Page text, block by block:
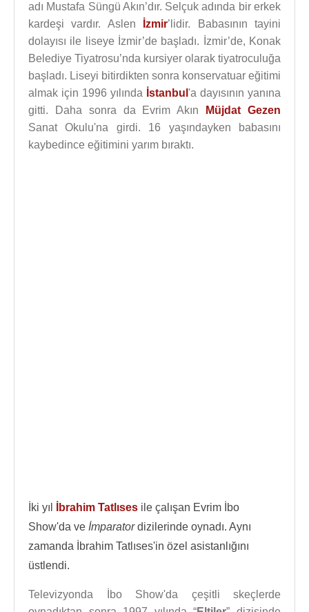
adı Mustafa Süngü Akın’dır. Selçuk adında bir erkek
kardeşi vardır. Aslen
İzmir’lidir. Babasının tayini
dolayısı ile liseye İzmir’de başladı. İzmir’de, Konak
Belediye Tiyatrosu’nda kursiyer olarak tiyatroculuğa
başladı. Liseyi bitirdikten sonra konservatuar eğitimi
almak için 1996 yılında İstanbul 'a dayısının yanına
gitti. Daha sonra da Evrim Akın
Müjdat Gezen
Sanat Okulu'na girdi. 16 yaşındayken babasını
kaybedince eğitimini yarım bıraktı.
İki yıl İbrahim Tatlıses ile çalışan Evrim İbo
Show'da ve İmparatordizilerinde oynadı. Aynı
zamanda İbrahim Tatlıses'in özel asistanlığını
üstlendi.
Televizyonda İbo Show'da çeşitli skeçlerde